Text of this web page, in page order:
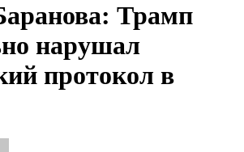
Трамп
нарушал
протокол в